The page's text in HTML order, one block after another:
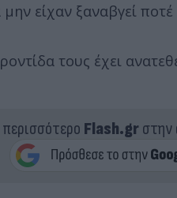
είχαν ξαναβγεί
τους έχει
περισσότερο Flash.grστην